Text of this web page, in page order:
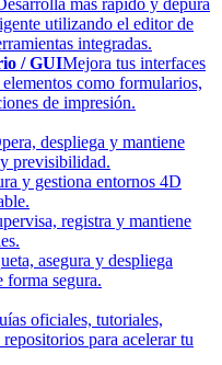
más rápido y depura
utilizando el editor de
integradas.
/ GUIMejora tus interfaces
como formularios,
de impresión.
despliega y mantiene
previsibilidad.
y gestiona entornos 4D
registra y mantiene
asegura y despliega
forma segura.
oficiales, tutoriales,
para acelerar tu